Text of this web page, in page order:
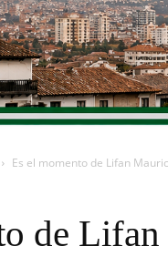
Es el momento de Lifan
de